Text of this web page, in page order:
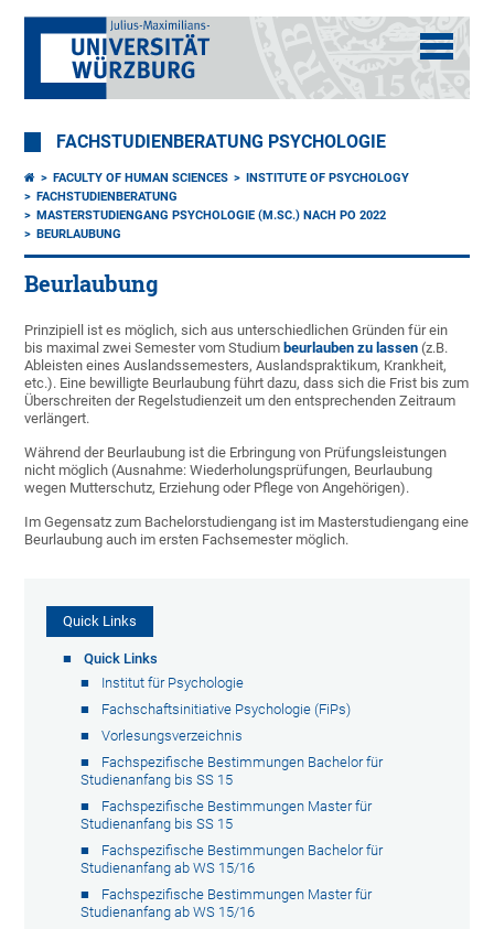
FACHSTUDIENBERATUNG PSYCHOLOGIE
FACULTY OF HUMAN SCIENCES
INSTITUTE OF PSYCHOLOGY
FACHSTUDIENBERATUNG
MASTERSTUDIENGANG PSYCHOLOGIE (M.SC.) NACH PO 2022
BEURLAUBUNG
Beurlaubung
Prinzipiell ist es möglich, sich aus unterschiedlichen Gründen für ein
bis maximal zwei Semester vom Studium beurlauben zu lassen (z.B.
Ableisten eines Auslandssemesters, Auslandspraktikum, Krankheit,
etc.). Eine bewilligte Beurlaubung führt dazu, dass sich die Frist bis zum
Überschreiten der Regelstudienzeit um den entsprechenden Zeitraum
verlängert.
Während der Beurlaubung ist die Erbringung von Prüfungsleistungen
nicht möglich (Ausnahme: Wiederholungsprüfungen, Beurlaubung
wegen Mutterschutz, Erziehung oder Pflege von Angehörigen).
Im Gegensatz zum Bachelorstudiengang ist im Masterstudiengang eine
Beurlaubung auch im ersten Fachsemester möglich.
Quick Links
Quick Links
Institut für Psychologie
Fachschaftsinitiative Psychologie (FiPs)
Vorlesungsverzeichnis
Fachspezifische Bestimmungen Bachelor für
Studienanfang bis SS 15
Fachspezifische Bestimmungen Master für
Studienanfang bis SS 15
Fachspezifische Bestimmungen Bachelor für
Studienanfang ab WS 15/16
Fachspezifische Bestimmungen Master für
Studienanfang ab WS 15/16